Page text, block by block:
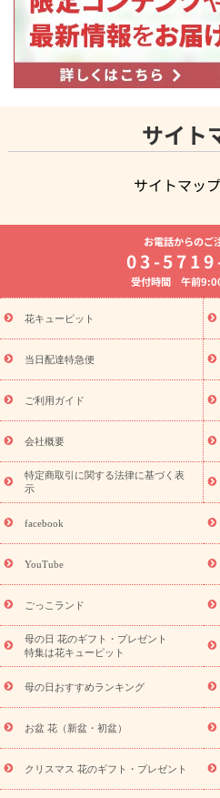
サイト
サイトマッ
よく贈られる花
お祝いの花特
8月の誕生花(トルコキキョウ)
お供え・お悔やみ お
通夜・葬儀に
ーブドフラワー
季節のイベント
特集
お盆 花（新盆・初盆） 季
盆・初盆）
お盆 花（新盆・初盆
フト
お盆・お供え プリザーブド
レゼント特集
夏の花贈り・お中
敬老の日におくる花ギフト・プ
花ギフト・プレゼント特集
敬老
老の日 花鉢植えのギフト・プレゼ
フト・プレゼント特集
敬老の日
ペーン
「きょう誕生日なんです」
探す
誕生日フラワーギフト 誕
日フラワーギフト商品一覧
誕生花(トルコキキョウ)
9月の誕
ギフト
「きょう
用途から探す お祝いの花特集
一覧
お祝い
結婚記念日
結婚祝い 出産祝
祝い・長寿祝い
プチギフト ペ
元・暑中見舞い
敬老の日
お供え
お供え・お悔やみ商品一覧
十九日法要以降に贈る花
通夜・
お盆（新盆・初盆）
寄せギフト
ビジネス用 ご自宅
プリザーブドフラワー
スタイル
お電話からのご
03-
受付時間 午前
花キューピット
当日配達特急便
ご利用ガイド
会社概要
特定商取引に関する法律に基づく表
示
facebook
YouTube
ごっこランド
母の日 花のギフト・プレゼント
特集は花キューピット
母の日おすすめランキング
お盆 花（新盆・初盆）
クリスマス 花のギフト・プレゼント